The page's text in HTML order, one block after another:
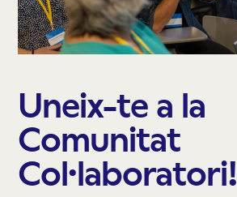
Uneix-te a la
Comunitat
Col·laboratori!